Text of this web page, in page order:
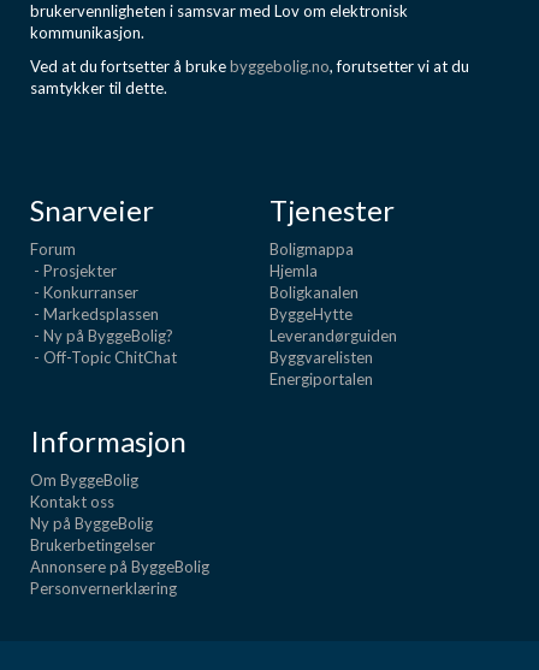
brukervennligheten i samsvar med Lov om elektronisk
kommunikasjon.
Ved at du fortsetter å brukebyggebolig.no, forutsetter vi at du
samtykker til dette.
Snarveier
Forum
- Prosjekter
- Konkurranser
- Markedsplassen
- Ny på ByggeBolig?
- Off-Topic ChitChat
Tjenester
Boligmappa
Hjemla
Boligkanalen
ByggeHytte
Leverandørguiden
Byggvarelisten
Energiportalen
Informasjon
Om ByggeBolig
Kontakt oss
Ny på ByggeBolig
Brukerbetingelser
Annonsere på ByggeBolig
Personvernerklæring